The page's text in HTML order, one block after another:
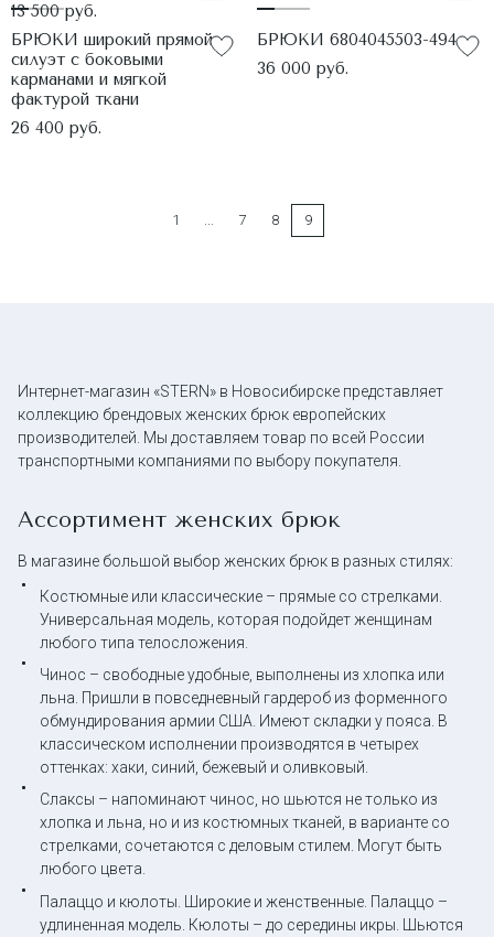
13 500 руб.
БРЮКИ широкий прямой
силуэт с боковыми
карманами и мягкой
фактурой ткани
26 400 руб.
БРЮКИ 6804045503-494
36 000 руб.
1 ... 7 8 9
Интернет-магазин «STERN» в Новосибирске представляет
коллекцию брендовых женских брюк европейских
производителей. Мы доставляем товар по всей России
транспортными компаниями по выбору покупателя.
Ассортимент женских брюк
В магазине большой выбор женских брюк в разных стилях:
Костюмные или классические – прямые со стрелками.
Универсальная модель, которая подойдет женщинам
любого типа телосложения.
Чинос – свободные удобные, выполнены из хлопка или
льна. Пришли в повседневный гардероб из форменного
обмундирования армии США. Имеют складки у пояса. В
классическом исполнении производятся в четырех
оттенках: хаки, синий, бежевый и оливковый.
Слаксы – напоминают чинос, но шьются не только из
хлопка и льна, но и из костюмных тканей, в варианте со
стрелками, сочетаются с деловым стилем. Могут быть
любого цвета.
Палаццо и кюлоты. Широкие и женственные. Палаццо –
удлиненная модель. Кюлоты – до середины икры. Шьются